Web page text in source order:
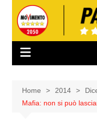
contenuto
Home 2014
Mafia: non si può